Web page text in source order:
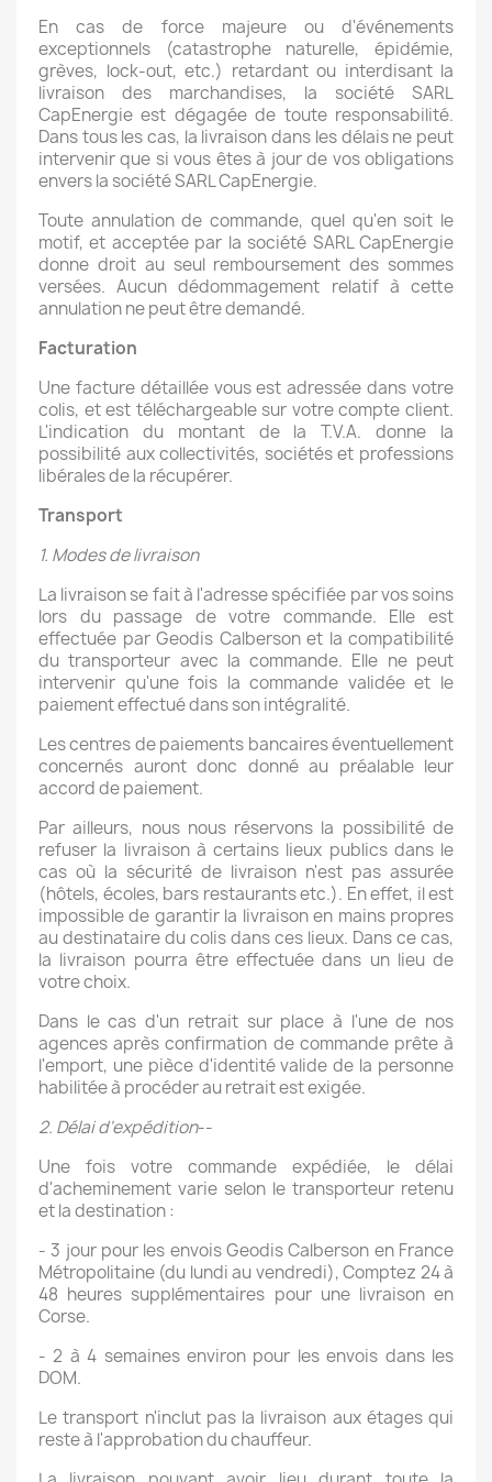
En cas de force majeure ou d'événements
exceptionnels (catastrophe naturelle, épidémie,
grèves, lock-out, etc.) retardant ou interdisant la
livraison des marchandises, la société SARL
CapEnergie est dégagée de toute responsabilité.
Dans tous les cas, la livraison dans les délais ne peut
intervenir que si vous êtes à jour de vos obligations
envers la société SARL CapEnergie.
Toute annulation de commande, quel qu'en soit le
motif, et acceptée par la société SARL CapEnergie
donne droit au seul remboursement des sommes
versées. Aucun dédommagement relatif à cette
annulation ne peut être demandé.
Facturation
Une facture détaillée vous est adressée dans votre
colis, et est téléchargeable sur votre compte client.
L'indication du montant de la T.V.A. donne la
possibilité aux collectivités, sociétés et professions
libérales de la récupérer.
Transport
1. Modes de livraison
La livraison se fait à l'adresse spécifiée par vos soins
lors du passage de votre commande. Elle est
effectuée par Geodis Calberson et la compatibilité
du transporteur avec la commande. Elle ne peut
intervenir qu'une fois la commande validée et le
paiement effectué dans son intégralité.
Les centres de paiements bancaires éventuellement
concernés auront donc donné au préalable leur
accord de paiement.
Par ailleurs, nous nous réservons la possibilité de
refuser la livraison à certains lieux publics dans le
cas où la sécurité de livraison n'est pas assurée
(hôtels, écoles, bars restaurants etc.). En effet, il est
impossible de garantir la livraison en mains propres
au destinataire du colis dans ces lieux. Dans ce cas,
la livraison pourra être effectuée dans un lieu de
votre choix.
Dans le cas d'un retrait sur place à l'une de nos
agences après confirmation de commande prête à
l'emport, une pièce d'identité valide de la personne
habilitée à procéder au retrait est exigée.
2. Délai d'expédition--
Une fois votre commande expédiée, le délai
d'acheminement varie selon le transporteur retenu
et la destination :
- 3 jour pour les envois Geodis Calberson en France
Métropolitaine (du lundi au vendredi), Comptez 24 à
48 heures supplémentaires pour une livraison en
Corse.
- 2 à 4 semaines environ pour les envois dans les
DOM.
Le transport n'inclut pas la livraison aux étages qui
reste à l'approbation du chauffeur.